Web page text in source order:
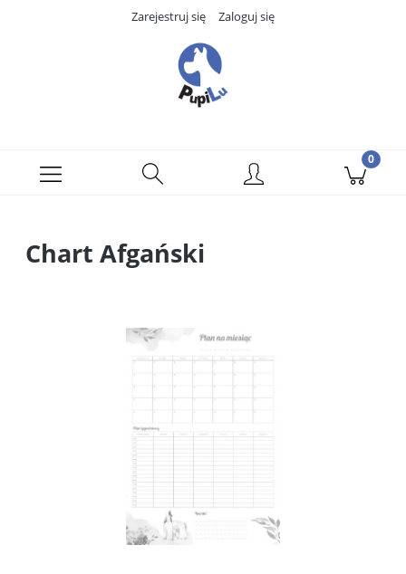
Zarejestruj się Zaloguj się
Chart Afgański